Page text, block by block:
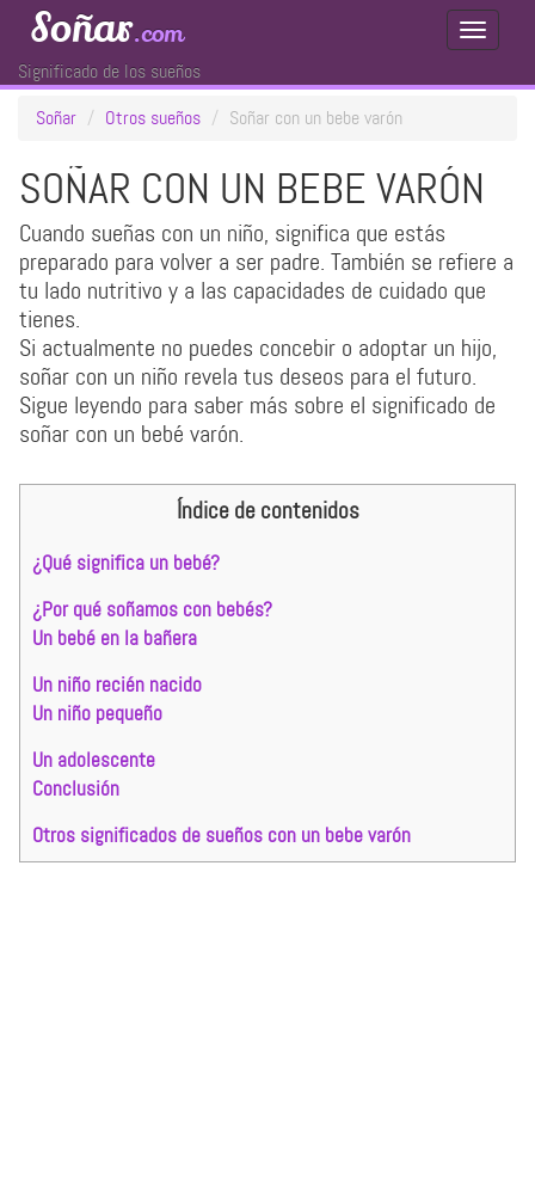
Toggle
Soñar.com
Significado de los sueños
Soñar
Otros sueños Soñar con un bebe varón
SOÑAR CON UN BEBE VARÓN
Cuando sueñas con un niño, significa que estás
preparado para volver a ser padre. También se refiere a
tu lado nutritivo y a las capacidades de cuidado que
tienes.
Si actualmente no puedes concebir o adoptar un hijo,
soñar con un niño revela tus deseos para el futuro.
Sigue leyendo para saber más sobre el significado de
soñar con un bebé varón.
Índice de contenidos
¿Qué significa un bebé?
¿Por qué soñamos con bebés?
Un bebé en la bañera
Un niño recién nacido
Un niño pequeño
Un adolescente
Conclusión
Otros significados de sueños con un bebe varón